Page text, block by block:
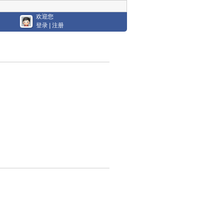
欢迎您
登录
注册